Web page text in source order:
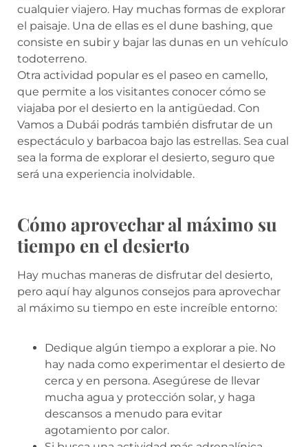
cualquier viajero. Hay muchas formas de explorar
el paisaje. Una de ellas es el dune bashing, que
consiste en subir y bajar las dunas en un vehículo
todoterreno.
Otra actividad popular es el paseo en camello,
que permite a los visitantes conocer cómo se
viajaba por el desierto en la antigüedad. Con
Vamos a Dubái podrás también disfrutar de un
espectáculo y barbacoa bajo las estrellas. Sea cual
sea la forma de explorar el desierto, seguro que
será una experiencia inolvidable.
Cómo aprovechar al máximo su
tiempo en el desierto
Hay muchas maneras de disfrutar del desierto,
pero aquí hay algunos consejos para aprovechar
al máximo su tiempo en este increíble entorno:
Dedique algún tiempo a explorar a pie. No
hay nada como experimentar el desierto de
cerca y en persona. Asegúrese de llevar
mucha agua y protección solar, y haga
descansos a menudo para evitar
agotamiento por calor.